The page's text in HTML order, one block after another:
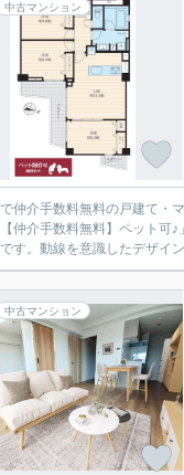
中古マンション
仲介手数料無料の戸建て・
仲介手数料無料】ペット可
す。動線を意識したデザイ
中古マンション